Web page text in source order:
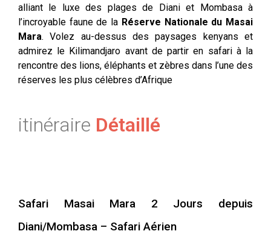
alliant le luxe des plages de Diani et Mombasa à
l’incroyable faune de la Réserve Nationale du Masai
Mara. Volez au-dessus des paysages kenyans et
admirez le Kilimandjaro avant de partir en safari à la
rencontre des lions, éléphants et zèbres dans l’une des
réserves les plus célèbres d’Afrique
itinéraire Détaillé
Safari Masai Mara 2 Jours depuis
Diani/Mombasa – Safari Aérien